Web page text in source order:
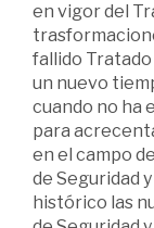
en vigor del
fallido
un nuevo
cuando no ha
para
en el campo
de Seguridad
histórico las